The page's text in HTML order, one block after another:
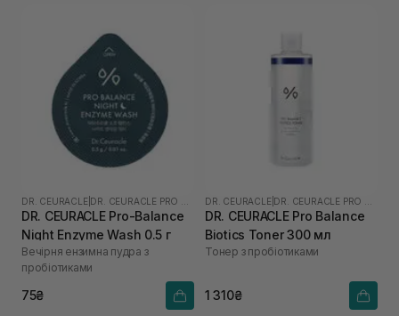
DR. CEURACLE
DR. CEURACLE Pro-Balance
Night Enzyme Wash 0.5 г
Вечірня ензимна пудра з
пробіотиками
75₴
DR. CEURACLE
DR. CEURACLE Pro Balance
Biotics Toner 300 мл
Тонер з пробіотиками
1 310₴